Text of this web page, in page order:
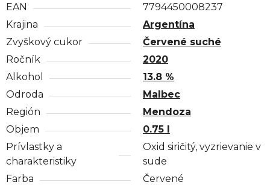
EAN
7794450008237
Krajina
Argentína
Zvyškový cukor
Červené suché
Ročník
2020
Alkohol
13.8 %
Odroda
Malbec
Región
Mendoza
Objem
0.75 l
Prívlastky a
charakteristiky
Oxid siričitý, vyzrievanie v
sude
Farba
Červené